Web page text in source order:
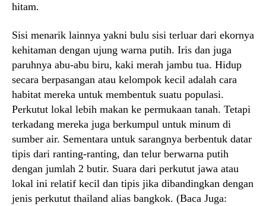
hitam.
Sisi menarik lainnya yakni bulu sisi terluar dari ekornya
kehitaman dengan ujung warna putih. Iris dan juga
paruhnya abu-abu biru, kaki merah jambu tua. Hidup
secara berpasangan atau kelompok kecil adalah cara
habitat mereka untuk membentuk suatu populasi.
Perkutut lokal lebih makan ke permukaan tanah. Tetapi
terkadang mereka juga berkumpul untuk minum di
sumber air. Sementara untuk sarangnya berbentuk datar
tipis dari ranting-ranting, dan telur berwarna putih
dengan jumlah 2 butir. Suara dari perkutut jawa atau
lokal ini relatif kecil dan tipis jika dibandingkan dengan
jenis perkutut thailand alias bangkok. (Baca Juga: